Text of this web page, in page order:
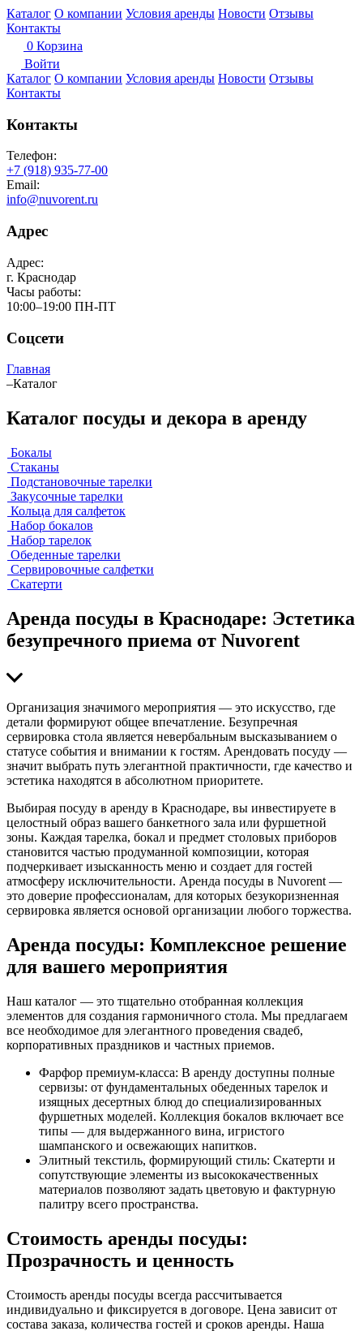
Каталог О компании Условия аренды Новости Отзывы
Контакты
0 Корзина
Войти
Каталог О компании Условия аренды Новости Отзывы
Контакты
Контакты
Телефон:
+7 (918) 935-77-00
Email:
info@nuvorent.ru
Адрес
Адрес:
г. Краснодар
Часы работы:
10:00–19:00 ПН-ПТ
Соцсети
Главная
–Каталог
Каталог посуды и декора в аренду
Бокалы
Стаканы
Подстановочные тарелки
Закусочные тарелки
Кольца для салфеток
Набор бокалов
Набор тарелок
Обеденные тарелки
Сервировочные салфетки
Скатерти
Аренда посуды в Краснодаре: Эстетика
безупречного приема от Nuvorent
Организация значимого мероприятия — это искусство, где
детали формируют общее впечатление. Безупречная
сервировка стола является невербальным высказыванием о
статусе события и внимании к гостям. Арендовать посуду —
значит выбрать путь элегантной практичности, где качество и
эстетика находятся в абсолютном приоритете.
Выбирая посуду в аренду в Краснодаре, вы инвестируете в
целостный образ вашего банкетного зала или фуршетной
зоны. Каждая тарелка, бокал и предмет столовых приборов
становится частью продуманной композиции, которая
подчеркивает изысканность меню и создает для гостей
атмосферу исключительности. Аренда посуды в Nuvorent —
это доверие профессионалам, для которых безукоризненная
сервировка является основой организации любого торжества.
Аренда посуды: Комплексное решение
для вашего мероприятия
Наш каталог — это тщательно отобранная коллекция
элементов для создания гармоничного стола. Мы предлагаем
все необходимое для элегантного проведения свадеб,
корпоративных праздников и частных приемов.
Фарфор премиум-класса: В аренду доступны полные
сервизы: от фундаментальных обеденных тарелок и
изящных десертных блюд до специализированных
фуршетных моделей. Коллекция бокалов включает все
типы — для выдержанного вина, игристого
шампанского и освежающих напитков.
Элитный текстиль, формирующий стиль: Скатерти и
сопутствующие элементы из высококачественных
материалов позволяют задать цветовую и фактурную
палитру всего пространства.
Стоимость аренды посуды:
Прозрачность и ценность
Стоимость аренды посуды всегда рассчитывается
индивидуально и фиксируется в договоре. Цена зависит от
состава заказа, количества гостей и сроков аренды. Наша